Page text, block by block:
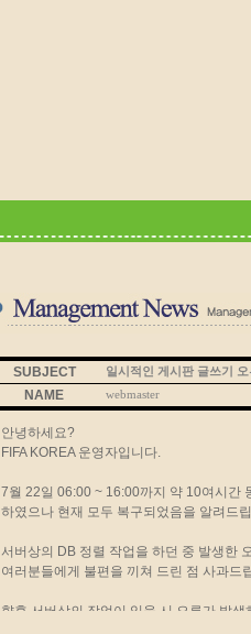
SUBJECT 일시적인 게시판 글쓰기 오
NAME webmaster
안녕하세요?
FIFA KOREA 운영자입니다.
7월 22일 06:00 ~ 16:00까지 약 10여시간
하였으나 현재 모두 복구되었음을 알려드
서버상의 DB 정렬 작업을 하던 중 발생한
여러분들에게 불편을 끼쳐 드린 점 사과드
향후 서버상의 작업이 있을 시 오류가 발